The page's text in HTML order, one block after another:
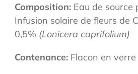
Composition: Eau de source
Infusion solaire de fleurs de
0,5% (Lonicera caprifolium)
Contenance: Flacon en